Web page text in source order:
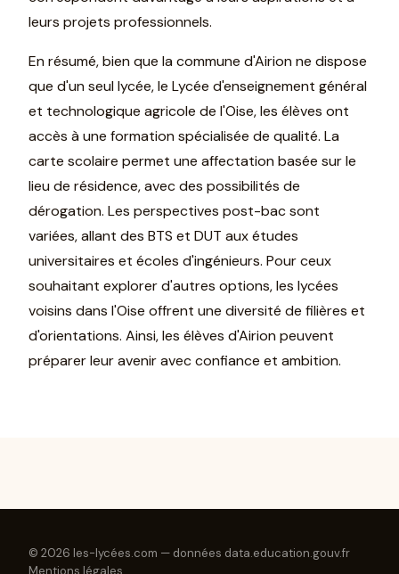
leurs projets professionnels.
En résumé, bien que la commune d'Airion ne dispose
que d'un seul lycée, le Lycée d'enseignement général
et technologique agricole de l'Oise, les élèves ont
accès à une formation spécialisée de qualité. La
carte scolaire permet une affectation basée sur le
lieu de résidence, avec des possibilités de
dérogation. Les perspectives post-bac sont
variées, allant des BTS et DUT aux études
universitaires et écoles d'ingénieurs. Pour ceux
souhaitant explorer d'autres options, les lycées
voisins dans l'Oise offrent une diversité de filières et
d'orientations. Ainsi, les élèves d'Airion peuvent
préparer leur avenir avec confiance et ambition.
© 2026 les-lycées.com — données data.education.gouv.fr
Mentions légales